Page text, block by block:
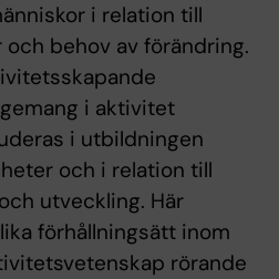
i relation till
behov av förändring.
i aktivitet
i utbildningen
och i relation till
utveckling. Här
förhållningsätt inom
rörande